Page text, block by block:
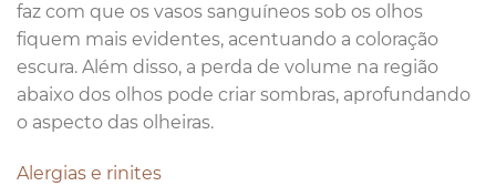
faz com que os vasos sanguíneos sob os olhos
fiquem mais evidentes, acentuando a coloração
escura. Além disso, a perda de volume na região
abaixo dos olhos pode criar sombras, aprofundando
o aspecto das olheiras.
Alergias e rinites